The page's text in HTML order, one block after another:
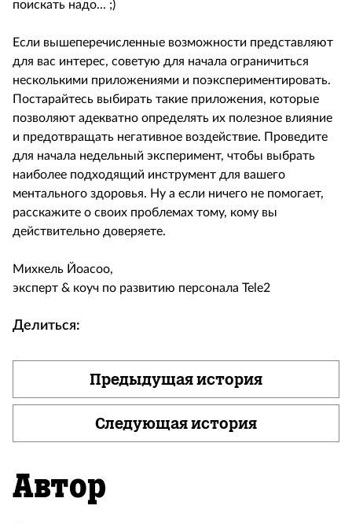
поискать надо... ;)
Если вышеперечисленные возможности представляют
для вас интерес, советую для начала ограничиться
несколькими приложениями и поэкспериментировать.
Постарайтесь выбирать такие приложения, которые
позволяют адекватно определять их полезное влияние
и предотвращать негативное воздействие. Проведите
для начала недельный эксперимент, чтобы выбрать
наиболее подходящий инструмент для вашего
ментального здоровья. Ну а если ничего не помогает,
расскажите о своих проблемах тому, кому вы
действительно доверяете.
Михкель Йоасоо,
эксперт & коуч по развитию персонала Tele2
Делиться:
Предыдущая история
Следующая история
Автор